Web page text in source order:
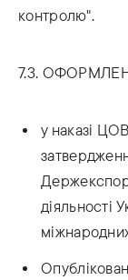
контролю".
7.3.
у наказі
діяльності